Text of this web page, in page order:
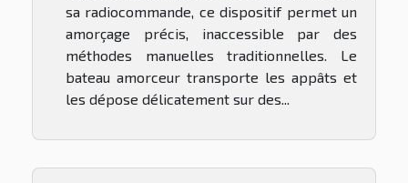
sa radiocommande, ce dispositif permet un
amorçage précis, inaccessible par des
méthodes manuelles traditionnelles. Le
bateau amorceur transporte les appâts et
les dépose délicatement sur des...